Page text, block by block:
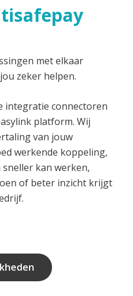
met elkaar
zeker helpen.
integratie connectoren
platform. Wij
van jouw
werkende koppeling,
kan werken,
of beter inzicht krijgt